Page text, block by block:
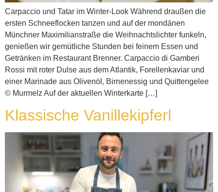
Carpaccio und Tatar im Winter-Look Während draußen die
ersten Schneeflocken tanzen und auf der mondänen
Münchner Maximilianstraße die Weihnachtslichter funkeln,
genießen wir gemütliche Stunden bei feinem Essen und
Getränken im Restaurant Brenner. Carpaccio di Gamberi
Rossi mit roter Dulse aus dem Atlantik, Forellenkaviar und
einer Marinade aus Olivenöl, Birnenessig und Quittengelee
© Murmelz Auf der aktuellen Winterkarte […]
Klassische Vanillekipferl